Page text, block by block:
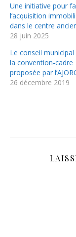
Une initiative pour
l’acquisition
dans le centre
28 juin 2025
Le conseil municipal
la convention-cadre
proposée par
26 décembre 2019